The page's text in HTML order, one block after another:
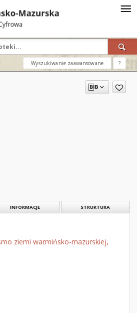
Wyszukiwanie zaawansowane ?
INFORMACJE STRUKTURA
ziemi warmińsko-mazurskiej,